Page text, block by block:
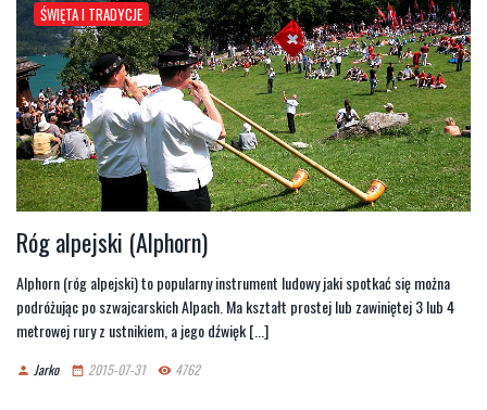
ŚWIĘTA I TRADYCJE
Róg alpejski (Alphorn)
Alphorn (róg alpejski) to popularny instrument ludowy jaki spotkać się można
podróżując po szwajcarskich Alpach. Ma kształt prostej lub zawiniętej 3 lub 4
metrowej rury z ustnikiem, a jego dźwięk [...]
person Jarko date_range 2015-07-31 remove_red_eye 4762